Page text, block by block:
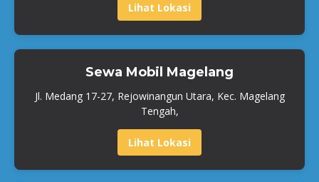
Lihat Lokasi
Sewa Mobil Magelang
Jl. Medang 17-27, Rejowinangun Utara, Kec. Magelang
Tengah,
Lihat Lokasi